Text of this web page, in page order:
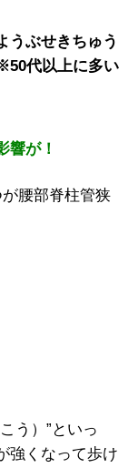
うぶせきちゅう
代以上に多い
響が！
腰部脊柱管狭
う）”といっ
強くなって歩け